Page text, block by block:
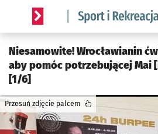
Serwis informacyjny wroclaw.pl
Niesamowite! Wrocławianin
aby pomóc potrzebującej Mai
[1/6]
Przesuń zdjęcie palcem